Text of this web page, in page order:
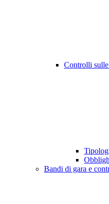
Controlli
Bandi di gara e